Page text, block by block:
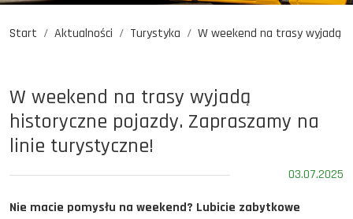
Rozkład jazdy
DEEN UA
Start Aktualności Turystyka W weekend na trasy wyjadą
W weekend na trasy wyjadą
historyczne pojazdy. Zapraszamy na
linie turystyczne!
03.07.2025
Nie macie pomysłu na weekend? Lubicie zabytkowe